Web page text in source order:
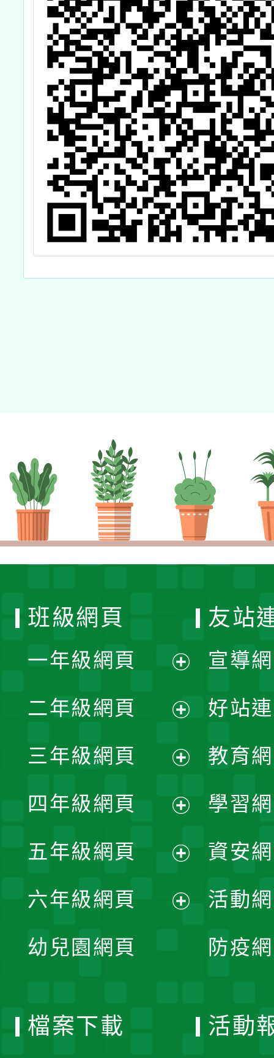
班級網頁
一年級網頁
開
選
單
二年級網頁
開
選
單
三年級網頁
開
選
單
四年級網頁
開
選
五年級網頁
開
六年級網頁
幼兒園網頁
友站
宣導
好站
教育
學習
資安
活動
防疫
檔案下載 活動